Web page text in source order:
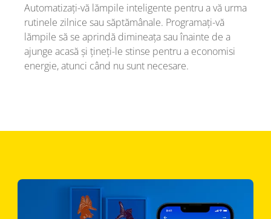
Automatizați-vă lămpile inteligente pentru a vă urma
rutinele zilnice sau săptămânale. Programați-vă
lămpile să se aprindă dimineața sau înainte de a
ajunge acasă și țineți-le stinse pentru a economisi
energie, atunci când nu sunt necesare.